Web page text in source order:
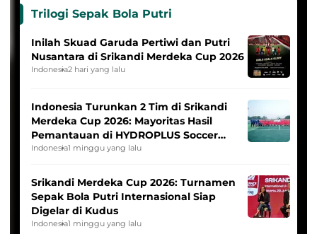
Trilogi Sepak Bola Putri
Inilah Skuad Garuda Pertiwi dan Putri
Nusantara di Srikandi Merdeka Cup 2026
Indonesia2 hari yang lalu
Indonesia Turunkan 2 Tim di Srikandi
Merdeka Cup 2026: Mayoritas Hasil
Pemantauan di HYDROPLUS Soccer
League
Indonesia1 minggu yang lalu
Srikandi Merdeka Cup 2026: Turnamen
Sepak Bola Putri Internasional Siap
Digelar di Kudus
Indonesia1 minggu yang lalu